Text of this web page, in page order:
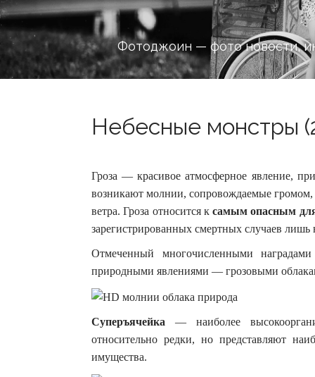
Фотоджоин — фото новости,
Небесные монстры
Гроза — красивое атмосферное явление,
возникают молнии, сопровождаемые
ветра.Гроза относится к самым опасным
зарегистрированных смертных случаев лишь
Отмеченный многочисленными
природными явлениями — грозовыми
Суперъячейка — наиболее
относительно редки, но представляют
имущества.